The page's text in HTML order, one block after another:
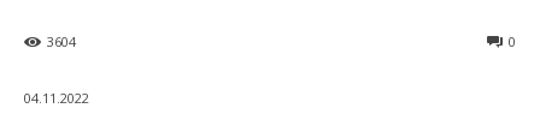
0
3604
04.11.2022